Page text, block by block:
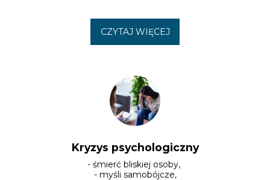
CZYTAJ WIĘCEJ
Kryzys psychologiczny
- śmierć bliskiej osoby,
- myśli samobójcze,